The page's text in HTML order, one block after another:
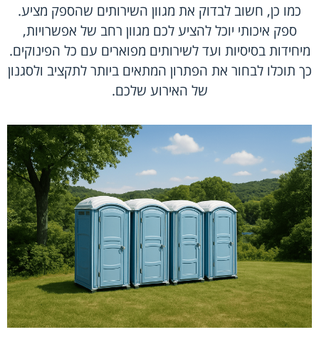
כמו כן, חשוב לבדוק את מגוון השירותים שהספק מציע.
ספק איכותי יוכל להציע לכם מגוון רחב של אפשרויות,
מיחידות בסיסיות ועד לשירותים מפוארים עם כל הפינוקים.
כך תוכלו לבחור את הפתרון המתאים ביותר לתקציב ולסגנון
של האירוע שלכם.